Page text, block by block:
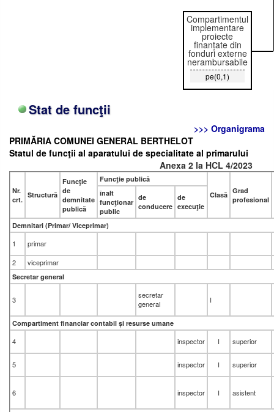
Compartimentul
implementare
proiecte
finanțate din
fonduri externe
nerambursabile
pe(0,1)
Stat de funcţii
>>> Organigrama
PRIMĂRIA COMUNEI GENERAL BERTHELOT
Statul de funcţii al aparatului de specialitate al primarului
Anexa 2 la HCL 4/2023
Nr.
crt.
Structură
Funcţie
de
demnitate
publică
Funcţie publică
Clasă Grad
profesional
înalt
funcţionar
public
de
conducere
de
execuţie
Demnitari (Primar/ Viceprimar)
1
primar
2
viceprimar
Secretar general
3
secretar
general
I
Compartiment financiar contabil și resurse umane
4 inspector I superior
5 inspector I superior
6 inspector I asistent